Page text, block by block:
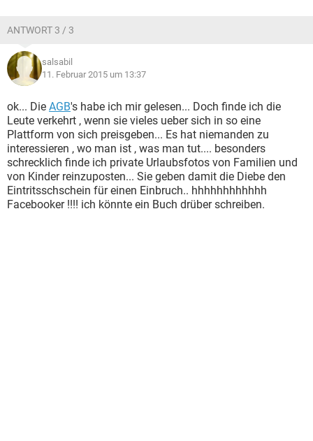
ANTWORT 3 / 3
salsabil
11. Februar 2015 um 13:37
ok... Die AGB's habe ich mir gelesen... Doch finde ich die
Leute verkehrt , wenn sie vieles ueber sich in so eine
Plattform von sich preisgeben... Es hat niemanden zu
interessieren , wo man ist , was man tut.... besonders
schrecklich finde ich private Urlaubsfotos von Familien und
von Kinder reinzuposten... Sie geben damit die Diebe den
Eintritsschschein für einen Einbruch.. hhhhhhhhhhhh
Facebooker !!!! ich könnte ein Buch drüber schreiben.